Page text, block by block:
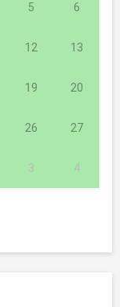
5 6
12 13
19 20
26 27
3 4